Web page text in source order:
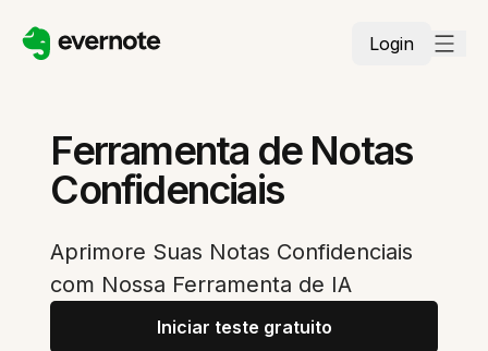
Login
Ferramenta de Notas
Confidenciais
Aprimore Suas Notas Confidenciais
com Nossa Ferramenta de IA
Iniciar teste gratuito